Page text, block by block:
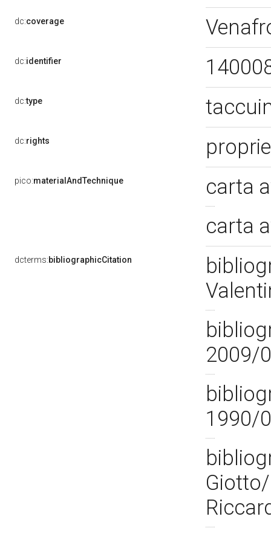
dc:coverage
dc:identifier
dc:type
dc:rights
pico:materialAndTechnique
carta
carta
dcterms:bibliographicCitation
2009/
1990/